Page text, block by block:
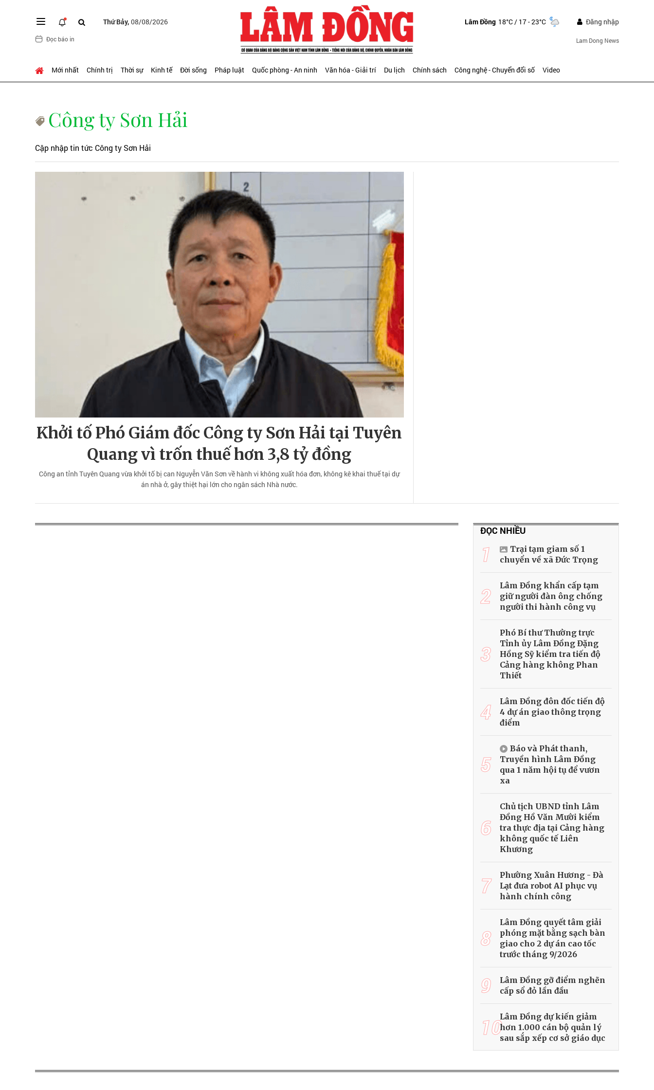
Thứ Bảy, 08/08/2026
Đọc báo in
Lâm Đồng 18°C/ 17 - 23°C Đăng nhập
Lam Dong News
Mới nhất Chính trị Thời sự Kinh tế Đời sống Pháp luật Quốc phòng - An ninh Văn hóa - Giải trí Du lịch Chính sách Công nghệ - Chuyển đổi số Video
Công ty Sơn Hải
Cập nhập tin tức Công ty Sơn Hải
Khởi tố Phó Giám đốc Công ty Sơn Hải tại Tuyên
Quang vì trốn thuế hơn 3,8 tỷ đồng
Công an tỉnh Tuyên Quang vừa khởi tố bị can Nguyễn Văn Sơn về hành vi không xuất hóa đơn, không kê khai thuế tại dự
án nhà ở, gây thiệt hại lớn cho ngân sách Nhà nước.
ĐỌC NHIỀU
1
Trại tạm giam số 1
chuyển về xã Đức Trọng
2
Lâm Đồng khẩn cấp tạm
giữ người đàn ông chống
người thi hành công vụ
3
Phó Bí thư Thường trực
Tỉnh ủy Lâm Đồng Đặng
Hồng Sỹ kiểm tra tiến độ
Cảng hàng không Phan
Thiết
4
Lâm Đồng đôn đốc tiến độ
4 dự án giao thông trọng
điểm
5
Báo và Phát thanh,
Truyền hình Lâm Đồng
qua 1 năm hội tụ để vươn
xa
6
Chủ tịch UBND tỉnh Lâm
Đồng Hồ Văn Mười kiểm
tra thực địa tại Cảng hàng
không quốc tế Liên
Khương
7
Phường Xuân Hương - Đà
Lạt đưa robot AI phục vụ
hành chính công
8
Lâm Đồng quyết tâm giải
phóng mặt bằng sạch bàn
giao cho 2 dự án cao tốc
trước tháng 9/2026
9
Lâm Đồng gỡ điểm nghẽn
cấp sổ đỏ lần đầu
10Lâm Đồng dự kiến giảm
hơn 1.000 cán bộ quản lý
sau sắp xếp cơ sở giáo dục